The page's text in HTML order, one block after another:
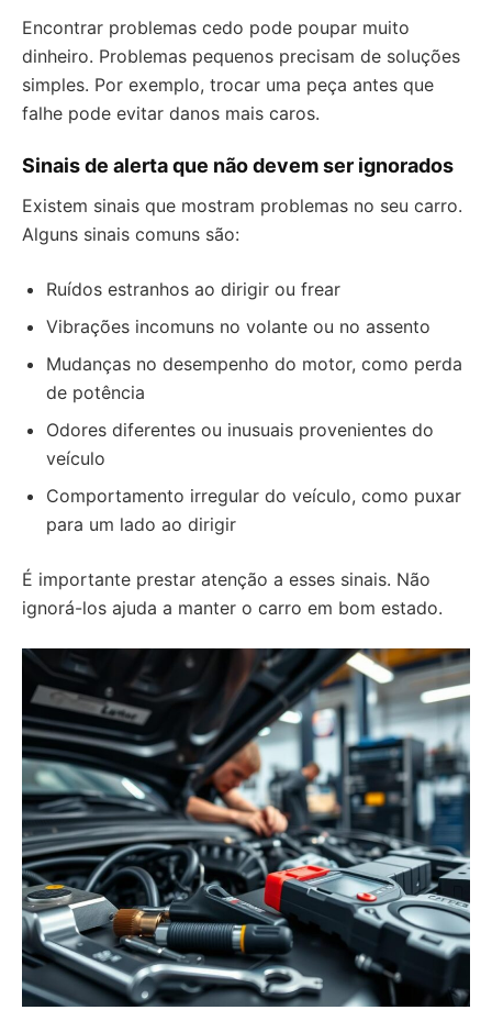
Encontrar problemas cedo pode poupar muito
dinheiro. Problemas pequenos precisam de soluções
simples. Por exemplo, trocar uma peça antes que
falhe pode evitar danos mais caros.
Sinais de alerta que não devem ser ignorados
Existem sinais que mostram problemas no seu carro.
Alguns sinais comuns são:
Ruídos estranhos ao dirigir ou frear
Vibrações incomuns no volante ou no assento
Mudanças no desempenho do motor, como perda
de potência
Odores diferentes ou inusuais provenientes do
veículo
Comportamento irregular do veículo, como puxar
para um lado ao dirigir
É importante prestar atenção a esses sinais. Não
ignorá-los ajuda a manter o carro em bom estado.